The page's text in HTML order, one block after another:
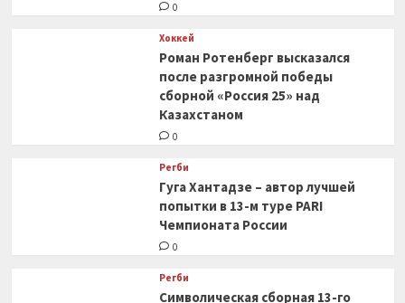
0
Хоккей
Роман Ротенберг высказался
после разгромной победы
сборной «Россия 25» над
Казахстаном
0
Регби
Гуга Хантадзе – автор лучшей
попытки в 13-м туре PARI
Чемпионата России
0
Регби
Символическая сборная 13-го